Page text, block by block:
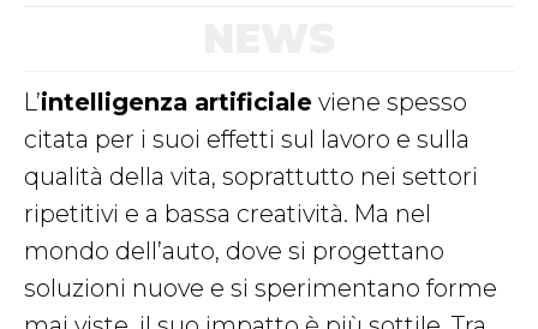
L’intelligenza artificiale viene spesso
citata per i suoi effetti sul lavoro e sulla
qualità della vita, soprattutto nei settori
ripetitivi e a bassa creatività. Ma nel
mondo dell’auto, dove si progettano
soluzioni nuove e si sperimentano forme